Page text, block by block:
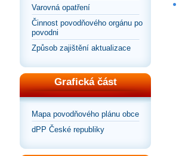
Varovná opatření
Činnost povodňového orgánu po
povodni
Způsob zajištění aktualizace
Grafická část
Mapa povodňového plánu obce
dPP České republiky